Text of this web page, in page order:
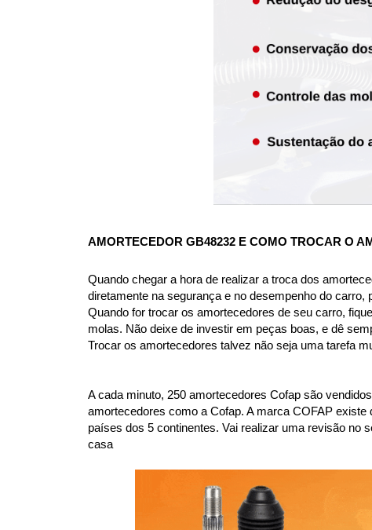
AMORTECEDOR GB48232 E COMO TROCAR O
Quando chegar a hora de realizar a troca dos
diretamente na segurança e no desempenho do
Quando for trocar os amortecedores de seu carro,
molas. Não deixe de investir em peças boas, e dê
Trocar os amortecedores talvez não seja uma tarefa
A cada minuto, 250 amortecedores Cofap são
amortecedores como a Cofap. A marca COFAP
países dos 5 continentes. Vai realizar uma revisão no
casa